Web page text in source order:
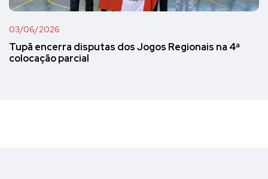
03/06/2026
Tupã encerra disputas dos Jogos Regionais na 4ª
colocação parcial